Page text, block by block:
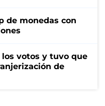
de monedas con
votos y tuvo que
de